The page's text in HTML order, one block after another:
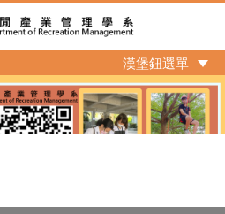
漢堡鈕選單